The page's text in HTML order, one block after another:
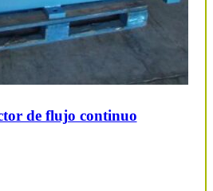
de flujo continuo